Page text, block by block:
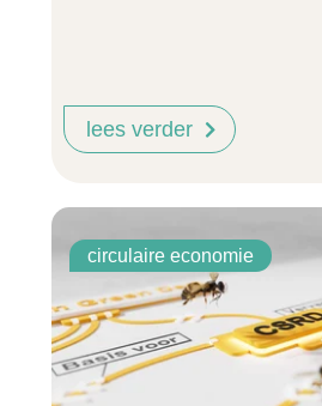
lees verder
circulaire economie